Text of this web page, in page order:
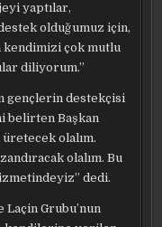
yaptılar,
olduğumuz için,
kendimizi çok mutlu
diliyorum.”
gençlerin destekçisi
belirten Başkan
olalım.
olalım. Bu
dedi.
Laçin Grubu’nun